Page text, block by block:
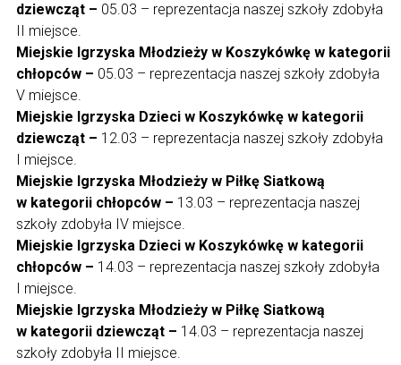
dziewcząt – 05.03 – reprezentacja naszej szkoły zdobyła
II miejsce.
Miejskie Igrzyska Młodzieży w Koszykówkę w kategorii
chłopców – 05.03 – reprezentacja naszej szkoły zdobyła
V miejsce.
Miejskie Igrzyska Dzieci w Koszykówkę w kategorii
dziewcząt – 12.03 – reprezentacja naszej szkoły zdobyła
I miejsce.
Miejskie Igrzyska Młodzieży w Piłkę Siatkową
w kategorii chłopców – 13.03 – reprezentacja naszej
szkoły zdobyła IV miejsce.
Miejskie Igrzyska Dzieci w Koszykówkę w kategorii
chłopców – 14.03 – reprezentacja naszej szkoły zdobyła
I miejsce.
Miejskie Igrzyska Młodzieży w Piłkę Siatkową
w kategorii dziewcząt – 14.03 – reprezentacja naszej
szkoły zdobyła II miejsce.